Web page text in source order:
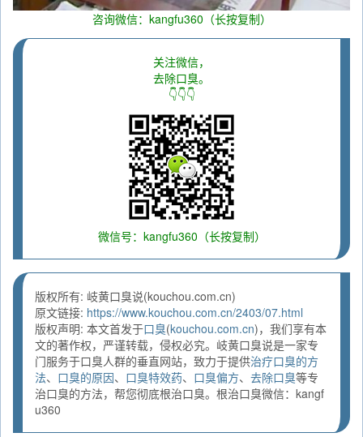
咨询微信：kangfu360（长按复制）
关注微信，
去除口臭。
👇👇👇
微信号：kangfu360（长按复制）
版权所有: 岐黄口臭说(kouchou.com.cn)
原文链接: https://www.kouchou.com.cn/2403/07.html
版权声明: 本文首发于口臭(kouchou.com.cn)，我们享有本
文的著作权，严谨转载，侵权必究。岐黄口臭说是一家专
门服务于口臭人群的垂直网站，致力于提供治疗口臭的方
法、 口臭的原因、 口臭特效药、 口臭偏方、 去除口臭等专
治口臭的方法，帮您彻底根治口臭。根治口臭微信：kangf
u360